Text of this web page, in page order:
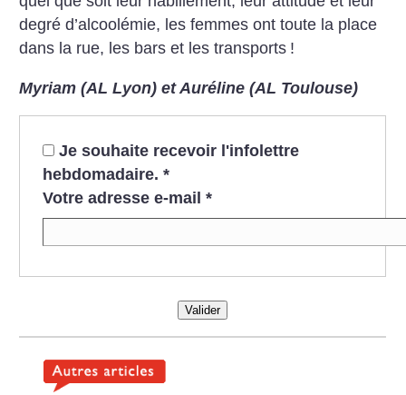
degré d’alcoolémie, les femmes ont toute la place
dans la rue, les bars et les transports !
Myriam (AL Lyon)et Auréline (AL Toulouse)
Je souhaite recevoir l'infolettre
hebdomadaire. *
Votre adresse e-mail *
Valider